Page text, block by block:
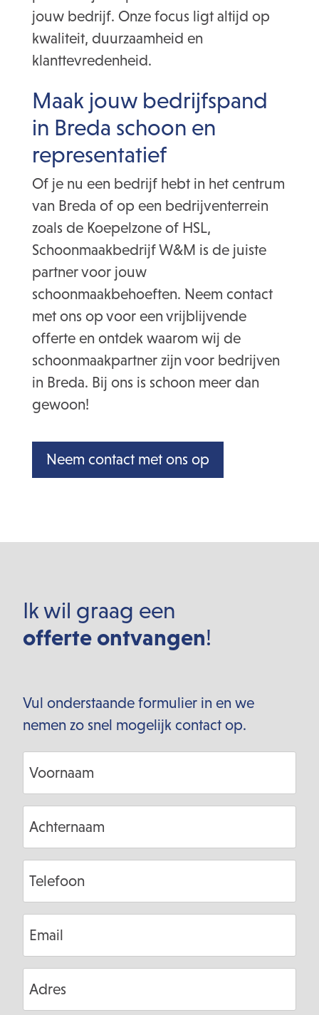
jouw bedrijf. Onze focus ligt altijd op
kwaliteit, duurzaamheid en
klanttevredenheid.
Maak jouw bedrijfspand
in Breda schoon en
representatief
Of je nu een bedrijf hebt in het centrum
van Breda of op een bedrijventerrein
zoals de Koepelzone of HSL,
Schoonmaakbedrijf W&M is de juiste
partner voor jouw
schoonmaakbehoeften. Neem contact
met ons op voor een vrijblijvende
offerte en ontdek waarom wij de
schoonmaakpartner zijn voor bedrijven
in Breda. Bij ons is schoon meer dan
gewoon!
Neem contact met ons op
Ik wil graag een
offerte ontvangen!
Vul onderstaande formulier in en we
nemen zo snel mogelijk contact op.